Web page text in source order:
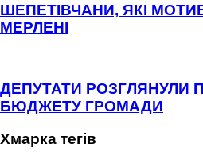
ШЕПЕТІВЧАНИ, ЯКІ
МЕРЛЕНІ
ДЕПУТАТИ РОЗГЛЯНУЛИ
БЮДЖЕТУ ГРОМАДИ
Хмарка тегів